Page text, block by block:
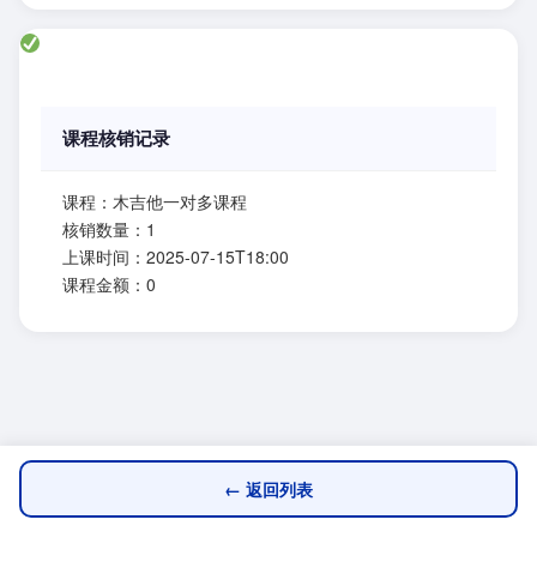
课程核销记录
课程：木吉他一对多课程
核销数量：1
上课时间：2025-07-15T18:00
课程金额：0
← 返回列表